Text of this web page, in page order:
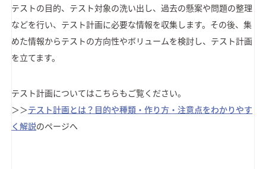
テストの目的、テスト対象の洗い出し、過去の懸案や問題の整理
などを行い、テスト計画に必要な情報を収集します。その後、集
めた情報からテストの方向性やボリュームを検討し、テスト計画
を立てます。
テスト計画についてはこちらもご覧ください。
＞＞テスト計画とは？目的や種類・作り方・注意点をわかりやす
く解説のページへ